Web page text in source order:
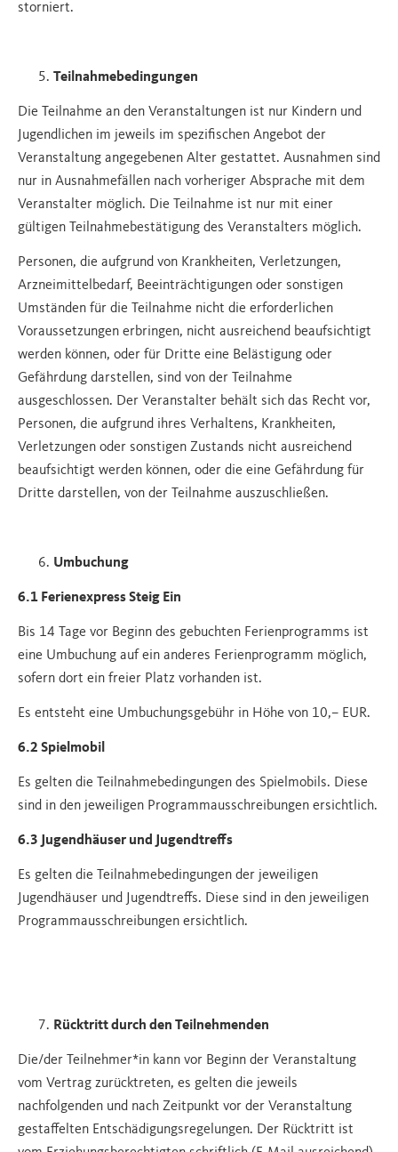
storniert.
Teilnahmebedingungen
Die Teilnahme an den Veranstaltungen ist nur Kindern und
Jugendlichen im jeweils im spezifischen Angebot der
Veranstaltung angegebenen Alter gestattet. Ausnahmen sind
nur in Ausnahmefällen nach vorheriger Absprache mit dem
Veranstalter möglich. Die Teilnahme ist nur mit einer
gültigen Teilnahmebestätigung des Veranstalters möglich.
Personen, die aufgrund von Krankheiten, Verletzungen,
Arzneimittelbedarf, Beeinträchtigungen oder sonstigen
Umständen für die Teilnahme nicht die erforderlichen
Voraussetzungen erbringen, nicht ausreichend beaufsichtigt
werden können, oder für Dritte eine Belästigung oder
Gefährdung darstellen, sind von der Teilnahme
ausgeschlossen. Der Veranstalter behält sich das Recht vor,
Personen, die aufgrund ihres Verhaltens, Krankheiten,
Verletzungen oder sonstigen Zustands nicht ausreichend
beaufsichtigt werden können, oder die eine Gefährdung für
Dritte darstellen, von der Teilnahme auszuschließen.
Umbuchung
6.1 Ferienexpress Steig Ein
Bis 14 Tage vor Beginn des gebuchten Ferienprogramms ist
eine Umbuchung auf ein anderes Ferienprogramm möglich,
sofern dort ein freier Platz vorhanden ist.
Es entsteht eine Umbuchungsgebühr in Höhe von 10,– EUR.
6.2 Spielmobil
Es gelten die Teilnahmebedingungen des Spielmobils. Diese
sind in den jeweiligen Programmausschreibungen ersichtlich.
6.3 Jugendhäuser und Jugendtreffs
Es gelten die Teilnahmebedingungen der jeweiligen
Jugendhäuser und Jugendtreffs. Diese sind in den jeweiligen
Programmausschreibungen ersichtlich.
Rücktritt durch den Teilnehmenden
Die/der Teilnehmer*in kann vor Beginn der Veranstaltung
vom Vertrag zurücktreten, es gelten die jeweils
nachfolgenden und nach Zeitpunkt vor der Veranstaltung
gestaffelten Entschädigungsregelungen. Der Rücktritt ist